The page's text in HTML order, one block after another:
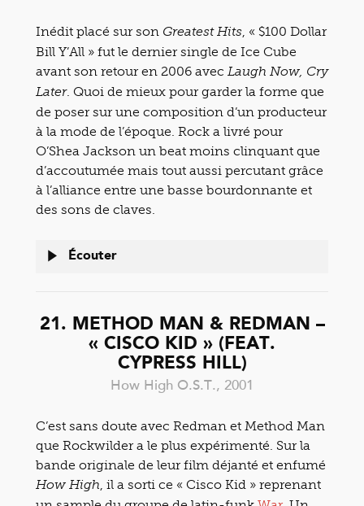
Inédit placé sur son Greatest Hits, « $100 Dollar
Bill Y’All » fut le dernier single de Ice Cube
avant son retour en 2006 avec Laugh Now, Cry
Later. Quoi de mieux pour garder la forme que
de poser sur une composition d’un producteur
à la mode de l’époque. Rock a livré pour
O’Shea Jackson un beat moins clinquant que
d’accoutumée mais tout aussi percutant grâce
à l’alliance entre une basse bourdonnante et
des sons de claves.
Écouter
21. METHOD MAN & REDMAN –
« CISCO KID » (FEAT.
CYPRESS HILL)
How High O.S.T., 2001
C’est sans doute avec Redman et Method Man
que Rockwilder a le plus expérimenté. Sur la
bande originale de leur film déjanté et enfumé
How High, il a sorti ce « Cisco Kid » reprenant